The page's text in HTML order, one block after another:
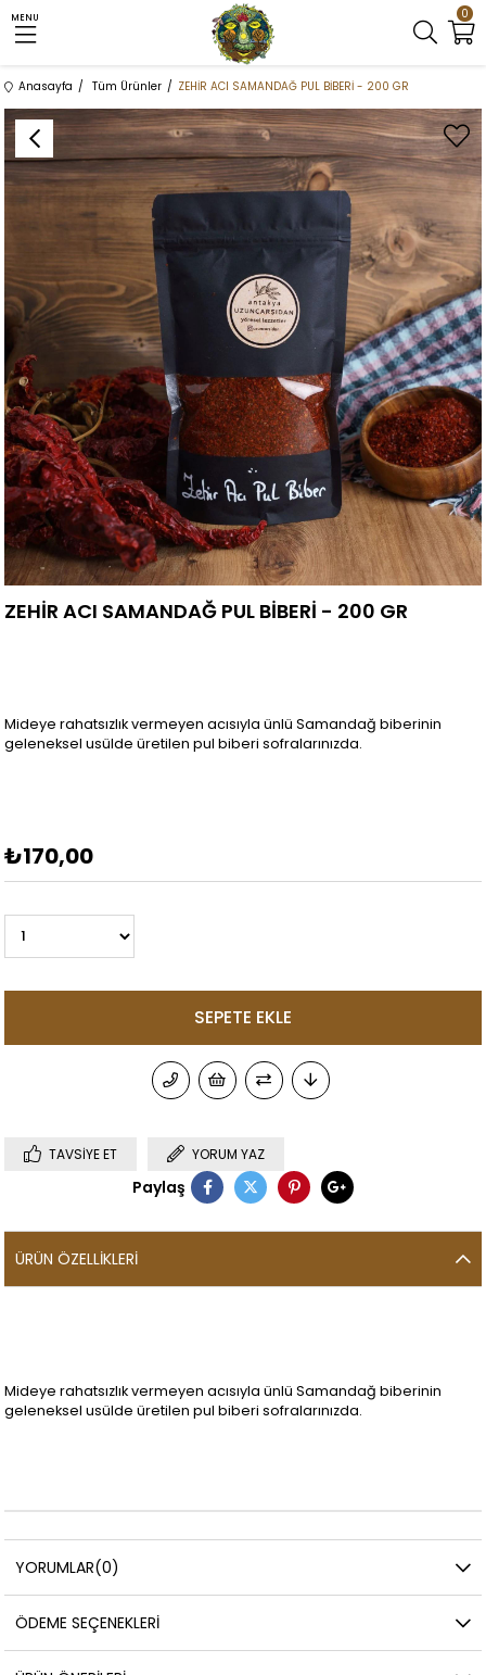
0
MENU
Anasayfa Tüm Ürünler ZEHİR ACI SAMANDAĞ PUL BİBERİ - 200 GR
ZEHİR ACI SAMANDAĞ PUL BİBERİ - 200 GR
Mideye rahatsızlık vermeyen acısıyla ünlü Samandağ biberinin
geleneksel usülde üretilen pul biberi sofralarınızda.
₺170,00
TAVSIYE ET YORUM YAZ
Paylaş
ÜRÜN ÖZELLIKLERI
Mideye rahatsızlık vermeyen acısıyla ünlü Samandağ biberinin
geleneksel usülde üretilen pul biberi sofralarınızda.
YORUMLAR(0)
ÖDEME SEÇENEKLERI